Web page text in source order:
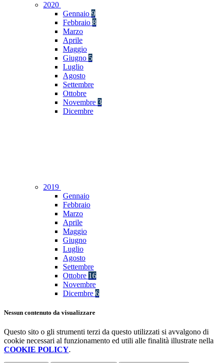
2020
Gennaio 9
Febbraio 8
Marzo
Aprile
Maggio
Giugno 5
Luglio
Agosto
Settembre
Ottobre
Novembre 3
Dicembre
2019
Gennaio
Febbraio
Marzo
Aprile
Maggio
Giugno
Luglio
Agosto
Settembre
Ottobre 16
Novembre
Dicembre 6
Nessun contenuto da visualizzare
Questo sito o gli strumenti terzi da questo utilizzati si avvalgono di
cookie necessari al funzionamento ed utili alle finalità illustrate nella
COOKIE POLICY.